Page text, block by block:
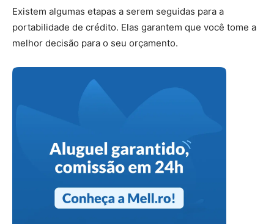
Existem algumas etapas a serem seguidas para a
portabilidade de crédito. Elas garantem que você tome a
melhor decisão para o seu orçamento.